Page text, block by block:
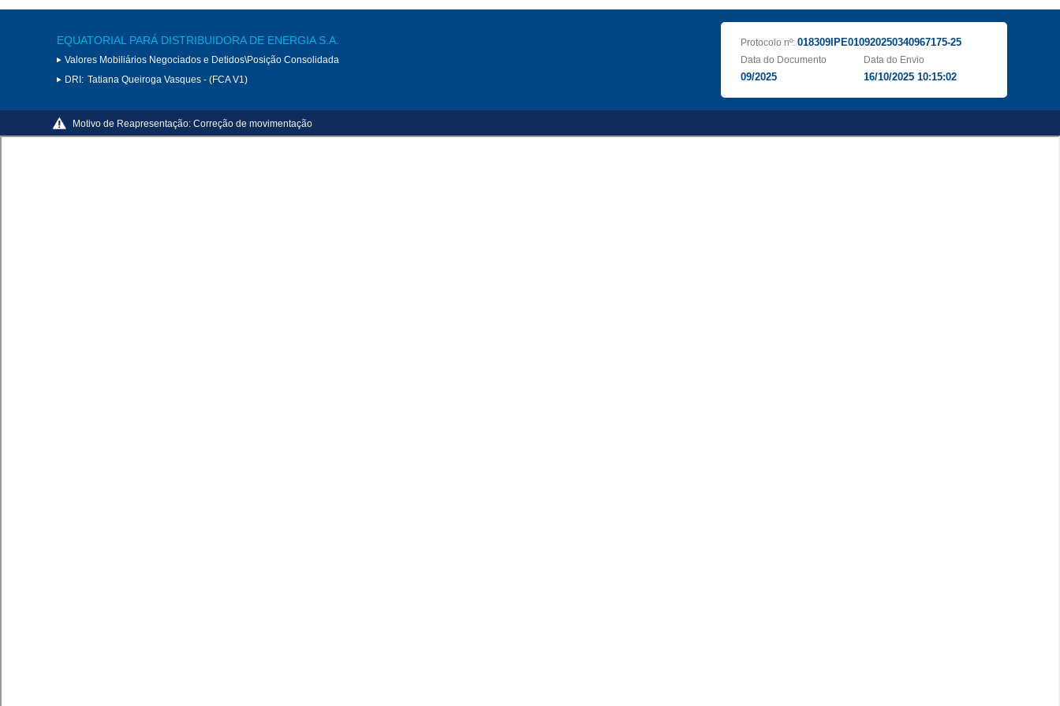
EQUATORIAL PARÁ DISTRIBUIDORA DE ENERGIA S.A.
Valores Mobiliários Negociados e Detidos\Posição Consolidada
DRI: Tatiana Queiroga Vasques - (FCA V1)
Protocolo nº: 018309IPE010920250340967175-25
Data do Documento
09/2025
Data do Envio
16/10/2025 10:15:02
Motivo de Reapresentação: Correção de movimentação